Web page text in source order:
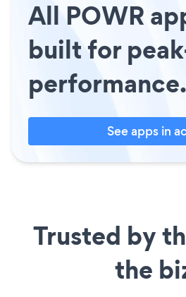
All POWR
built for
performance.
See apps in
Trusted by
the